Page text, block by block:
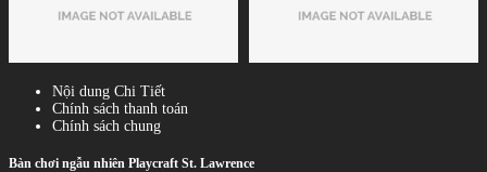
Nội dung Chi Tiết
Chính sách thanh toán
Chính sách chung
Bàn chơi ngẫu nhiên Playcraft St. Lawrence